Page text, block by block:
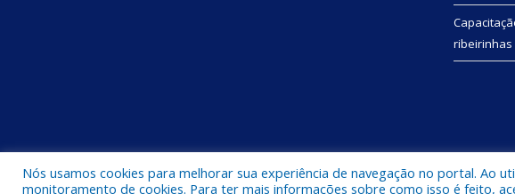
ribeirinhas
Todos os direitos reservados a Prefeitura Municipal de Portel.
Nós usamos cookies para melhorar sua experiência de navegação no portal. Ao
monitoramento de cookies. Para ter mais informações sobre como isso é feito,